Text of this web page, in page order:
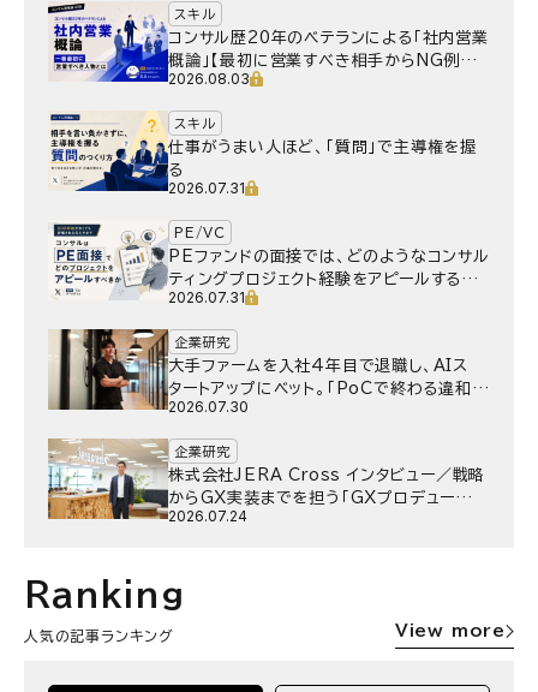
スキル
コンサル歴20年のベテランによる「社内営業
概論」【最初に営業すべき相手からNG例ま
で】
2026.08.03
スキル
仕事がうまい人ほど、「質問」で主導権を握
る
2026.07.31
PE/VC
PEファンドの面接では、どのようなコンサル
ティングプロジェクト経験をアピールするべ
きか
2026.07.31
企業研究
大手ファームを入社4年目で退職し、AIス
タートアップにベット。｢PoCで終わる違和
感｣はどうなったのか／Gen-AX株式会社
2026.07.30
企業研究
株式会社JERA Cross インタビュー／戦略
からGX実装までを担う「GXプロデュー
サー」というキャリア
2026.07.24
Ranking
人気の記事ランキング View more